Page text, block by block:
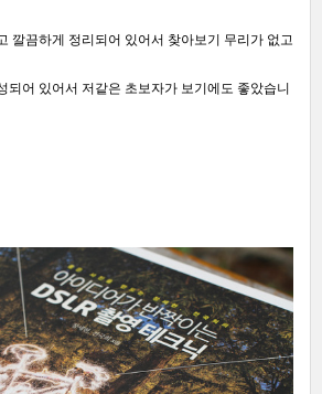
깔끔하게 정리되어 있어서 찾아보기 무리가 없고
되어 있어서 저같은 초보자가 보기에도 좋았습니